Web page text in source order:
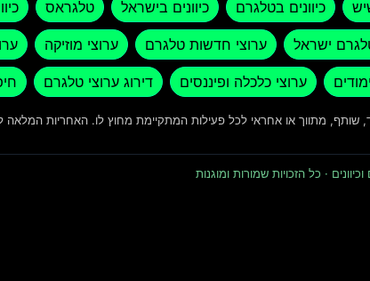
כיוונים בטלגרם כיוונים בישראל טלגראס
ישראל ערוצי חדשות טלגרם ערוצי מוזיקה
ערוצי כלכלה ופיננסים דירוג ערוצי טלגרם
שותף, מתווך או אחראי לכל פעילות המתקיימת מחוץ לו. האחריות